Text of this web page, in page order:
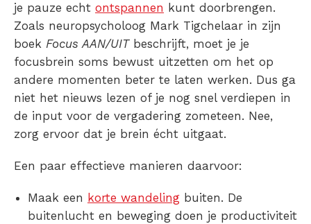
je pauze echt ontspannen kunt doorbrengen.
Zoals neuropsycholoog Mark Tigchelaar in zijn
boek Focus AAN/UITbeschrijft, moet je je
focusbrein soms bewust uitzetten om het op
andere momenten beter te laten werken. Dus ga
niet het nieuws lezen of je nog snel verdiepen in
de input voor de vergadering zometeen. Nee,
zorg ervoor dat je brein écht uitgaat.
Een paar effectieve manieren daarvoor:
Maak een korte wandeling buiten. De
buitenlucht en beweging doen je productiviteit